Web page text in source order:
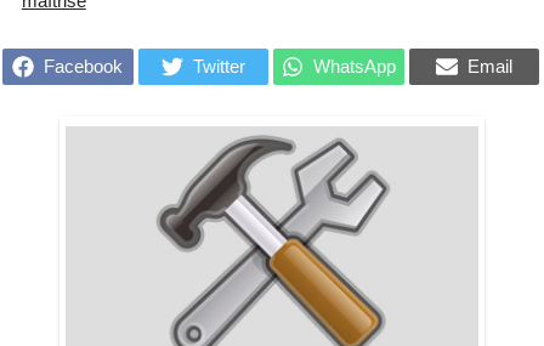
Facebook Twitter WhatsApp Email